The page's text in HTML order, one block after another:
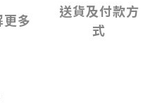
更多
送貨及付款方
式